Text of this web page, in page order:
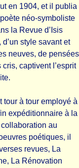
en 1904, et il publia
néo-symboliste
la Revue d’Isis
style savant et
neuves, de pensées
captivent l’esprit
tour à tour employé à
expéditionnaire à la
au
poétiques, il
revues, La
La Rénovation